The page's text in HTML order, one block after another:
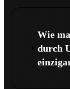
Wie
durch